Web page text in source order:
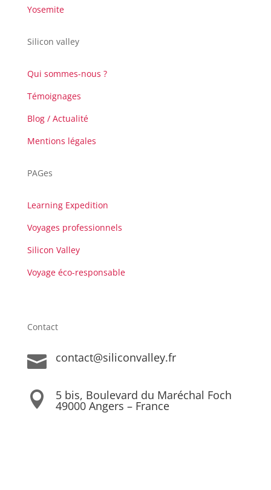
Yosemite
Silicon valley
Qui sommes-nous ?
Témoignages
Blog / Actualité
Mentions légales
PAGes
Learning Expedition
Voyages professionnels
Silicon Valley
Voyage éco-responsable
Contact
 contact@siliconvalley.fr
 5 bis, Boulevard du Maréchal Foch
49000 Angers – France